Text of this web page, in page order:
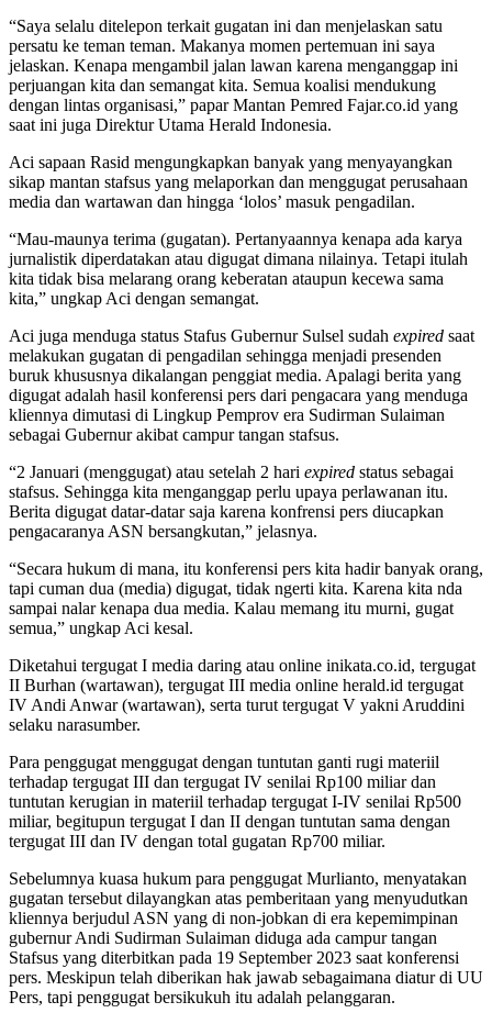
“Saya selalu ditelepon terkait gugatan ini dan menjelaskan satu
persatu ke teman teman. Makanya momen pertemuan ini saya
jelaskan. Kenapa mengambil jalan lawan karena menganggap ini
perjuangan kita dan semangat kita. Semua koalisi mendukung
dengan lintas organisasi,” papar Mantan Pemred Fajar.co.id yang
saat ini juga Direktur Utama Herald Indonesia.
Aci sapaan Rasid mengungkapkan banyak yang menyayangkan
sikap mantan stafsus yang melaporkan dan menggugat perusahaan
media dan wartawan dan hingga ‘lolos’ masuk pengadilan.
“Mau-maunya terima (gugatan). Pertanyaannya kenapa ada karya
jurnalistik diperdatakan atau digugat dimana nilainya. Tetapi itulah
kita tidak bisa melarang orang keberatan ataupun kecewa sama
kita,” ungkap Aci dengan semangat.
Aci juga menduga status Stafus Gubernur Sulsel sudah expired saat
melakukan gugatan di pengadilan sehingga menjadi presenden
buruk khususnya dikalangan penggiat media. Apalagi berita yang
digugat adalah hasil konferensi pers dari pengacara yang menduga
kliennya dimutasi di Lingkup Pemprov era Sudirman Sulaiman
sebagai Gubernur akibat campur tangan stafsus.
“2 Januari (menggugat) atau setelah 2 hari expired status sebagai
stafsus. Sehingga kita menganggap perlu upaya perlawanan itu.
Berita digugat datar-datar saja karena konfrensi pers diucapkan
pengacaranya ASN bersangkutan,” jelasnya.
“Secara hukum di mana, itu konferensi pers kita hadir banyak orang,
tapi cuman dua (media) digugat, tidak ngerti kita. Karena kita nda
sampai nalar kenapa dua media. Kalau memang itu murni, gugat
semua,” ungkap Aci kesal.
Diketahui tergugat I media daring atau online inikata.co.id, tergugat
II Burhan (wartawan), tergugat III media online herald.id tergugat
IV Andi Anwar (wartawan), serta turut tergugat V yakni Aruddini
selaku narasumber.
Para penggugat menggugat dengan tuntutan ganti rugi materiil
terhadap tergugat III dan tergugat IV senilai Rp100 miliar dan
tuntutan kerugian in materiil terhadap tergugat I-IV senilai Rp500
miliar, begitupun tergugat I dan II dengan tuntutan sama dengan
tergugat III dan IV dengan total gugatan Rp700 miliar.
Sebelumnya kuasa hukum para penggugat Murlianto, menyatakan
gugatan tersebut dilayangkan atas pemberitaan yang menyudutkan
kliennya berjudul ASN yang di non-jobkan di era kepemimpinan
gubernur Andi Sudirman Sulaiman diduga ada campur tangan
Stafsus yang diterbitkan pada 19 September 2023 saat konferensi
pers. Meskipun telah diberikan hak jawab sebagaimana diatur di UU
Pers, tapi penggugat bersikukuh itu adalah pelanggaran.